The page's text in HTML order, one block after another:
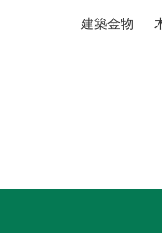
建築金物